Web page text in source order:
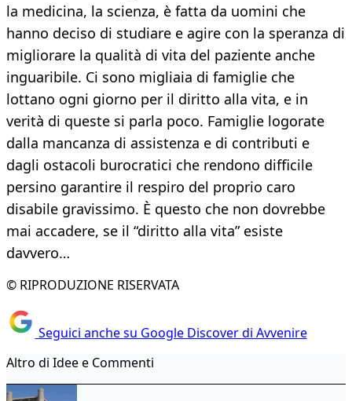
la medicina, la scienza, è fatta da uomini che
hanno deciso di studiare e agire con la speranza di
migliorare la qualità di vita del paziente anche
inguaribile. Ci sono migliaia di famiglie che
lottano ogni giorno per il diritto alla vita, e in
verità di queste si parla poco. Famiglie logorate
dalla mancanza di assistenza e di contributi e
dagli ostacoli burocratici che rendono difficile
persino garantire il respiro del proprio caro
disabile gravissimo. È questo che non dovrebbe
mai accadere, se il “diritto alla vita” esiste
davvero…
© RIPRODUZIONE RISERVATA
Seguici anche su Google Discover di Avvenire
Altro di Idee e Commenti